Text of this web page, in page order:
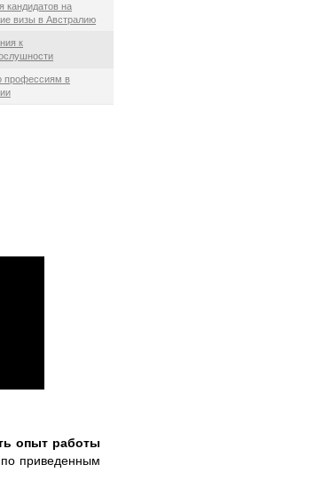
кандидатов на
визы в Австралию
к
профессиям в
опыт работы
приведенным